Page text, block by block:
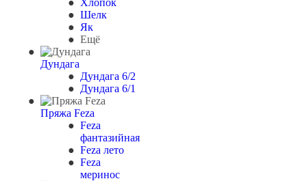
Шелк
Як
Ещё
Дундага
Дундага 6/2
Дундага 6/1
Пряжа Feza
Feza
фантазийная
Feza лето
Feza
меринос